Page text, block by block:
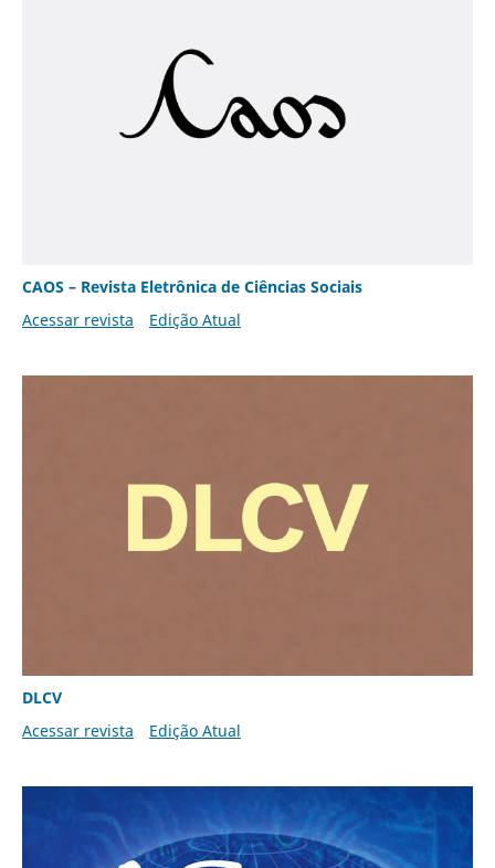
CAOS – Revista Eletrônica de Ciências Sociais
Acessar revista
Edição Atual
DLCV
Acessar revista
Edição Atual